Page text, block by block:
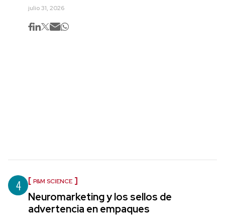
julio 31, 2026
4 P&M SCIENCE
Neuromarketing y los sellos de
advertencia en empaques